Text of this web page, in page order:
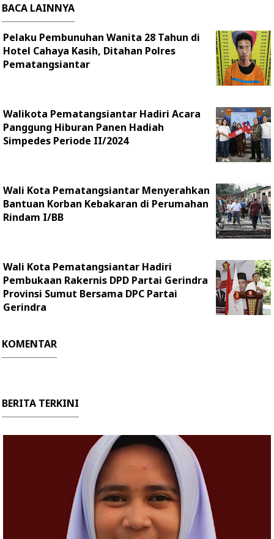
BACA LAINNYA
Pelaku Pembunuhan Wanita 28 Tahun di
Hotel Cahaya Kasih, Ditahan Polres
Pematangsiantar
Walikota Pematangsiantar Hadiri Acara
Panggung Hiburan Panen Hadiah
Simpedes Periode II/2024
Wali Kota Pematangsiantar Menyerahkan
Bantuan Korban Kebakaran di Perumahan
Rindam I/BB
Wali Kota Pematangsiantar Hadiri
Pembukaan Rakernis DPD Partai Gerindra
Provinsi Sumut Bersama DPC Partai
Gerindra
KOMENTAR
BERITA TERKINI